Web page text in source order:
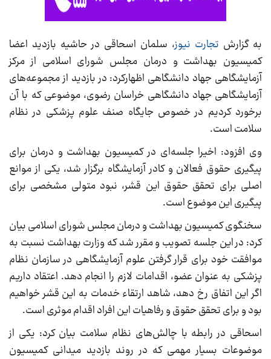
به گزارش تجارت نیوز، سلمان اسحاقی در حاشیه بازدید اعضا
کمیسیون بهداشت و درمان مجلس شورای اسلامی از مرکز
آزمایشگاهی جهاد دانشگاهی اظهارکرد: در بازدید از مجموعه‌های
آزمایشگاهی جهاد دانشگاهی خراسان رضوی، موضوعی که با آن
برخورد کردیم در خصوص جایگاه صنف علوم پزشکی در نظام
سلامت است.
وی افزود: اخیرا جلسه‌ای در کمیسیون بهداشت و درمان برای
پیگیری حقوق فعالان و کادر آزمایشگاه برگزار شد، یکی از موانع
اصلی برای تحقق حقوق این قشر، نبود متولی مشخصی برای
پیگیری این موضوع است.
سخنگوی کمیسیون بهداشت و درمان مجلس شورای اسلامی بیان
کرد: در این جلسه تصویب و مقرر شد که وزارت بهداشت نسبت به
موافقت خود برای قرار گرفتن علوم آزمایشگاهی در سازمان نظام
پزشکی به عنوان عضو، اقدامات لازم را انجام دهد. اعتقاد داریم
اگر این اتفاق رخ دهد، شاهد ارتقاء خدمات به این قشر خواهیم
بود و برای تحقق حقوق و رفاهیات این افراد اقدام موثری است.
اسحاقی در رابطه با چالش‌های نظام سلامت بیان کرد: یکی از
موضوعات بسیار مهمی که در روند بازدید میدانی کمیسیون